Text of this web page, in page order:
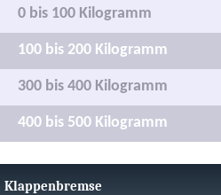
0 bis 100 Kilogramm
100 bis 200 Kilogramm
300 bis 400 Kilogramm
400 bis 500 Kilogramm
Klappenbremse